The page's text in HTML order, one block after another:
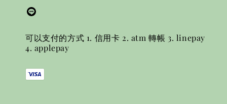
可以支付的方式 1. 信用卡 2. atm 轉帳 3. linepay
4. applepay